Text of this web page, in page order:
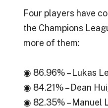
Four players have
the Champions
more of them:
◉ 86.96% – Lukas
◉ 84.21% – Dean
◉ 82.35% – Manuel